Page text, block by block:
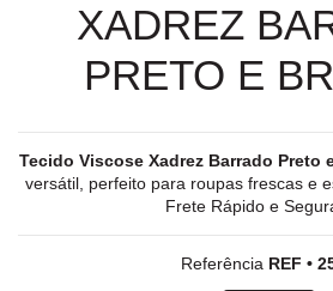
XADREZ
PRETO E
Tecido Viscose Xadrez Barrado Preto
versátil, perfeito para roupas frescas e
Frete Rápido e
Referência REF •